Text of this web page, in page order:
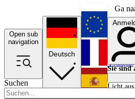
Ga
Open sub
navigation
Suchen
Deutsch
English
Français
Sie sind
Licht aus